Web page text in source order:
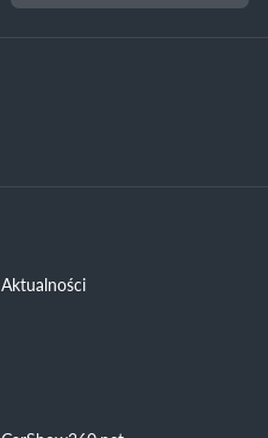
Aktualności